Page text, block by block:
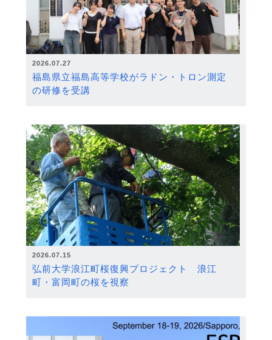
2026.07.27
福島県立福島高等学校がラドン・トロン測定
の研修を受講
2026.07.15
弘前大学浪江町桜復興プロジェクト 浪江
町・富岡町の桜を視察